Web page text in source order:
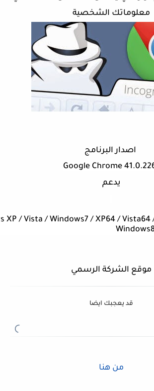
معلوماتك الشخصية
اصدار البرنامج
Google Chrome
يدعم
XP / Vista / Windows7 / XP64 / Vista64
موقع الشركة الرسمي
قد يعجبك ايضا
من هنا